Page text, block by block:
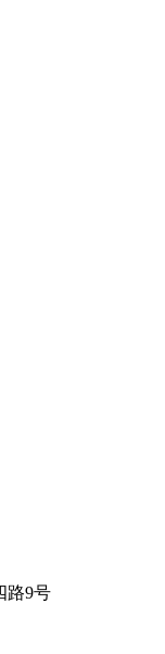
路9号